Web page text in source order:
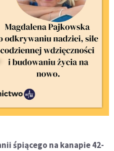
śpiącego na kanapie 42-